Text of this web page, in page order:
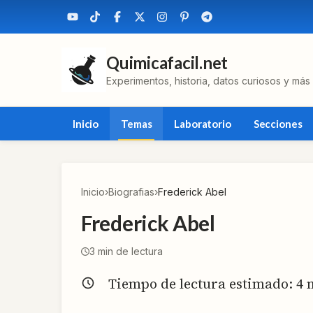
Quimicafacil.net
Experimentos, historia, datos curiosos y más
Inicio Temas Laboratorio Secciones
Inicio›Biografias›Frederick Abel
Frederick Abel
3 min de lectura
Tiempo de lectura estimado: 4